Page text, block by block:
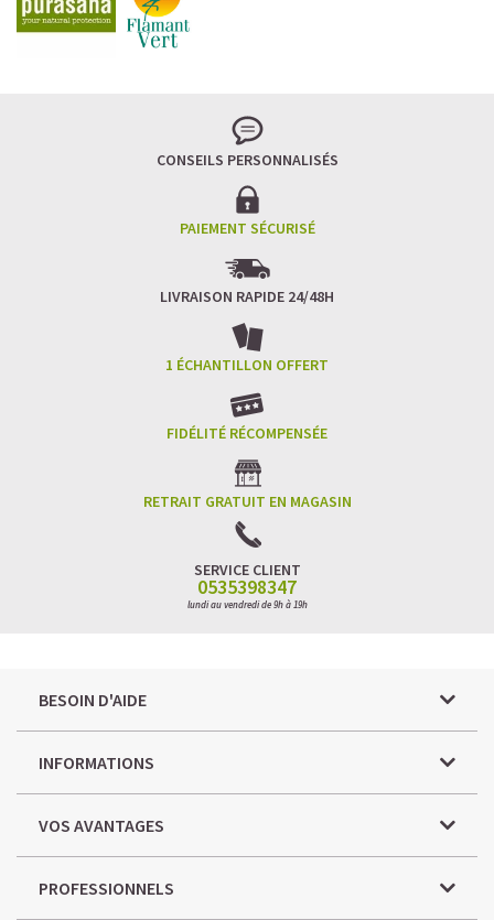
CONSEILS PERSONNALISÉS
PAIEMENT SÉCURISÉ
LIVRAISON RAPIDE 24/48H
1 ÉCHANTILLON OFFERT
FIDÉLITÉ RÉCOMPENSÉE
RETRAIT GRATUIT EN MAGASIN
SERVICE CLIENT
0535398347
lundi au vendredi de 9h à 19h
BESOIN D'AIDE
INFORMATIONS
VOS AVANTAGES
PROFESSIONNELS